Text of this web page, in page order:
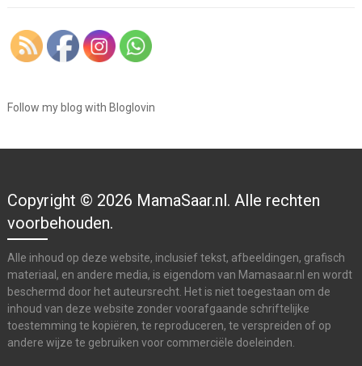
Follow my blog with Bloglovin
Copyright © 2026 MamaSaar.nl. Alle rechten
voorbehouden.
Alle inhoud op deze website, inclusief tekst, afbeeldingen, grafisch
materiaal, en andere media, is eigendom van Mamasaar.nl en wordt
beschermd door het auteursrecht. Het is niet toegestaan om de
inhoud van deze website zonder voorafgaande schriftelijke
toestemming te kopiëren, te reproduceren, te verspreiden of op
andere wijze te gebruiken voor commerciële doeleinden.